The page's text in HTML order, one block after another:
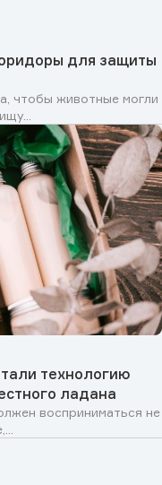
для защиты
чтобы животные могли
технологию
ладана
восприниматься не